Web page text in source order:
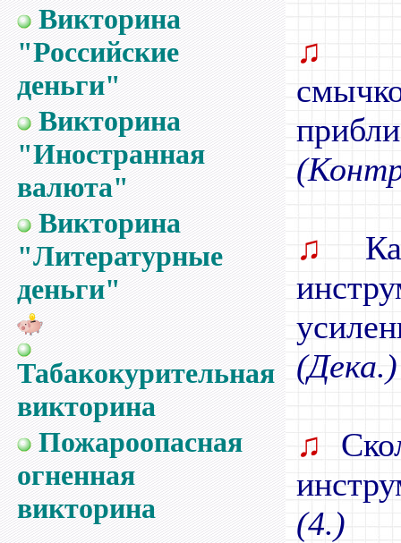
Викторина
"Российские
деньги"
Викторина
"Иностранная
валюта"
Викторина
"Литературные
деньги"
Табакокурительная
викторина
Пожароопасная
огненная
викторина
♫
♫
(Дека.)
♫
(4.)